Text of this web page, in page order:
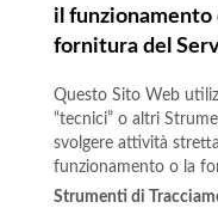
il funzionamento
fornitura del
Questo Sito Web
“tecnici” o altri
svolgere attività
funzionamento o la
Strumenti di